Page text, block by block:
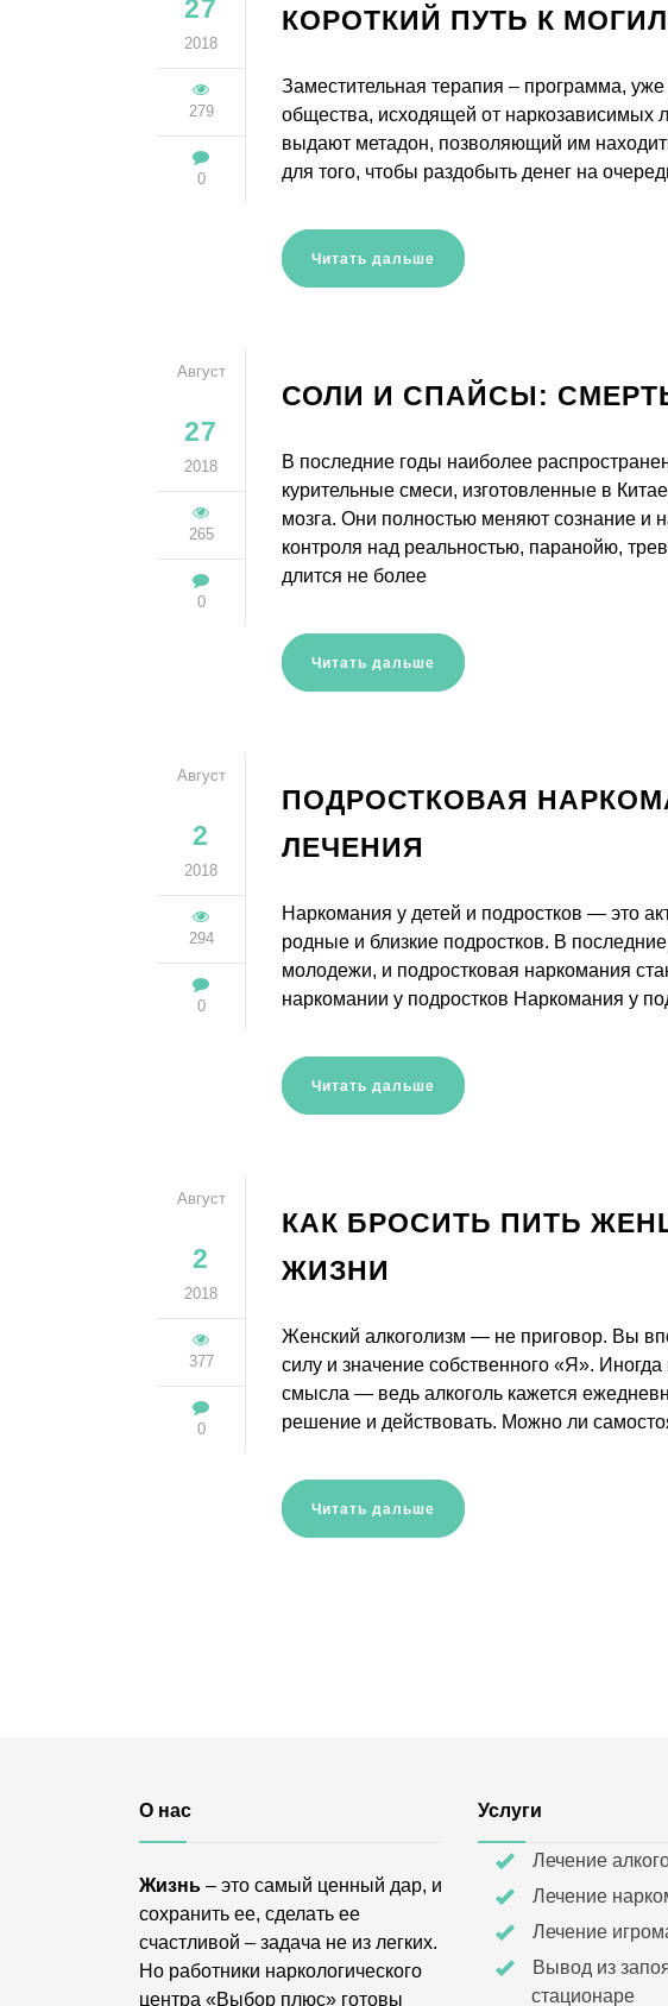
27
2018
279
0
КОРОТКИЙ ПУТЬ К
Заместительная терапия – программа,
общества, исходящей от наркозависимых
выдают метадон, позволяющий им
для того, чтобы раздобыть денег на
Читать дальше
Август
27
2018
265
0
СОЛИ И СПАЙСЫ:
В последние годы наиболее
курительные смеси, изготовленные в
мозга. Они полностью меняют сознание и
контроля над реальностью, паранойю,
длится не более
Читать дальше
Август
2
2018
294
0
ПОДРОСТКОВАЯ
ЛЕЧЕНИЯ
Наркомания у детей и подростков — это
родные и близкие подростков. В
молодежи, и подростковая наркомания
наркомании у подростков Наркомания у
Читать дальше
Август
2
2018
377
0
КАК БРОСИТЬ ПИТЬ
ЖИЗНИ
Женский алкоголизм — не приговор. Вы
силу и значение собственного «Я».
смысла — ведь алкоголь кажется
решение и действовать. Можно ли
Читать дальше
О нас
Жизнь – это самый ценный дар, и
сохранить ее, сделать ее
счастливой – задача не из легких.
Но работники наркологического
центра «Выбор плюс» готовы
Услуги
Лечение
Лечение
Лечение
Вывод из
стационаре